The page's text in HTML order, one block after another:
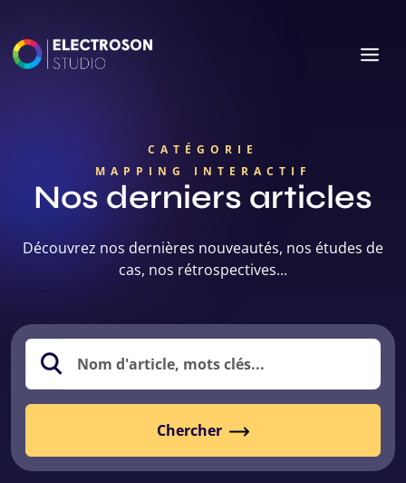
CATÉGORIE
MAPPING INTERACTIF
Nos derniers articles
Découvrez nos dernières nouveautés, nos études de
cas, nos rétrospectives...
Chercher